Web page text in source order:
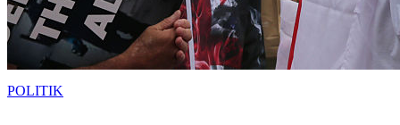
POLITIK